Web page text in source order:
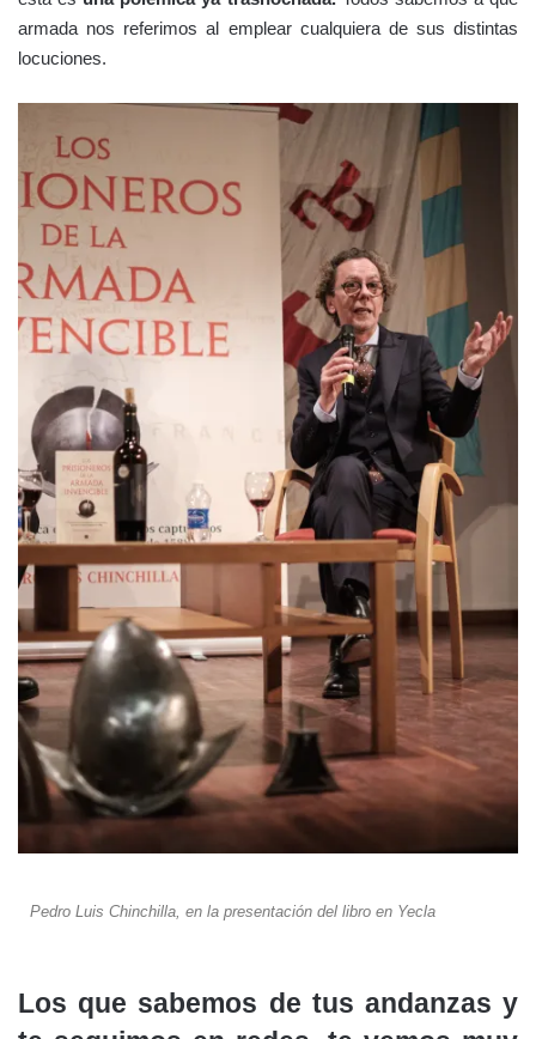
armada nos referimos al emplear cualquiera de sus distintas
locuciones.
Pedro Luis Chinchilla, en la presentación del libro en Yecla
Los que sabemos de tus andanzas y